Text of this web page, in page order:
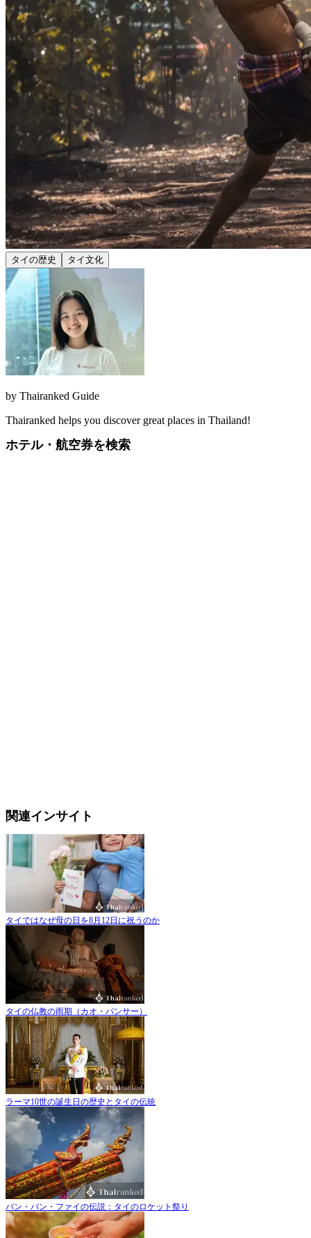
タイの歴史 タイ文化
by Thairanked Guide
Thairanked helps you discover great places in Thailand!
ホテル・航空券を検索
関連インサイト
タイではなぜ母の日を8月12日に祝うのか
タイの仏教の雨期（カオ・パンサー）
ラーマ10世の誕生日の歴史とタイの伝統
バン・バン・ファイの伝説：タイのロケット祭り